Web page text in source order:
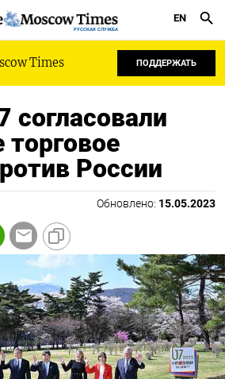
РУССКАЯ СЛУЖБА
EN
Times ПОДДЕРЖАТЬ
согласовали
торговое
России
Обновлено: 15.05.2023